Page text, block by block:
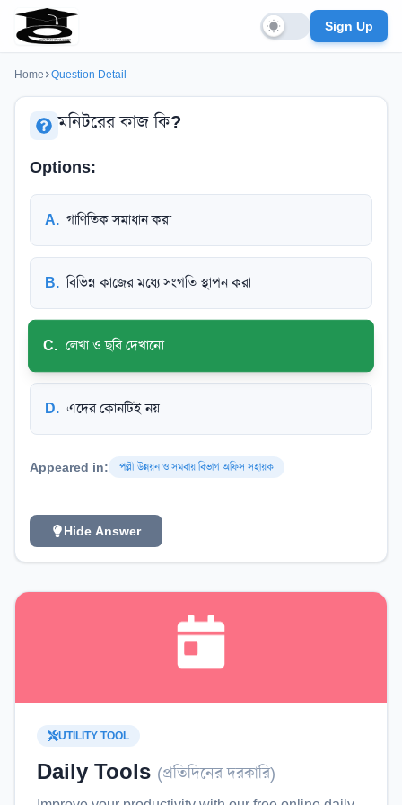
Sign Up
Home Question Detail
মনিটরের কাজ কি?
Options:
A. গাণিতিক সমাধান করা
B. বিভিন্ন কাজের মধ্যে সংগতি স্থাপন করা
C. লেখা ও ছবি দেখানো
D. এদের কোনটিই নয়
Appeared in: পল্লী উন্নয়ন ও সমবায় বিভাগ অফিস সহায়ক
Hide Answer
UTILITY TOOL
Daily Tools (প্রতিদিনের দরকারি)